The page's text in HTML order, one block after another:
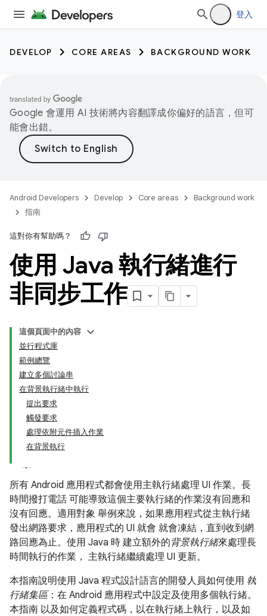
登入
DEVELOP CORE AREAS BACKGROUND WORK
Google 會運用 AI 技術將內容翻譯成你偏好的語言，但可
能會出錯。
Android Developers Develop Core areas
Background work
指南
這對你有幫助嗎？
使用 Java 執行緒進行
非同步工作
這個頁面中的內容
並行程式庫
範例總覽
建立多個討論串
在背景執行緒中執行
提出要求
觸發要求
處理依附元件插入作業
在背景執行
所有 Android 應用程式都會使用主執行緒處理 UI 作業。長
時間撥打電話 可能導致這個主要執行緒的作業沒有回應和
沒有回應。適用對象 舉例來說，如果應用程式從主執行緒
發出網路要求，應用程式的 UI 就會 就會凍結，直到收到網
路回應為止。使用 Java 時 建立額外的背景執行緒來處理長
時間執行的作業， 主執行緒繼續處理 UI 更新。
本指南說明使用 Java 程式設計語言的開發人員如何使用 執
行緒集區：在 Android 應用程式中設定及使用多個執行緒。
本指南 以及如何定義程式碼，以在執行緒上執行，以及如